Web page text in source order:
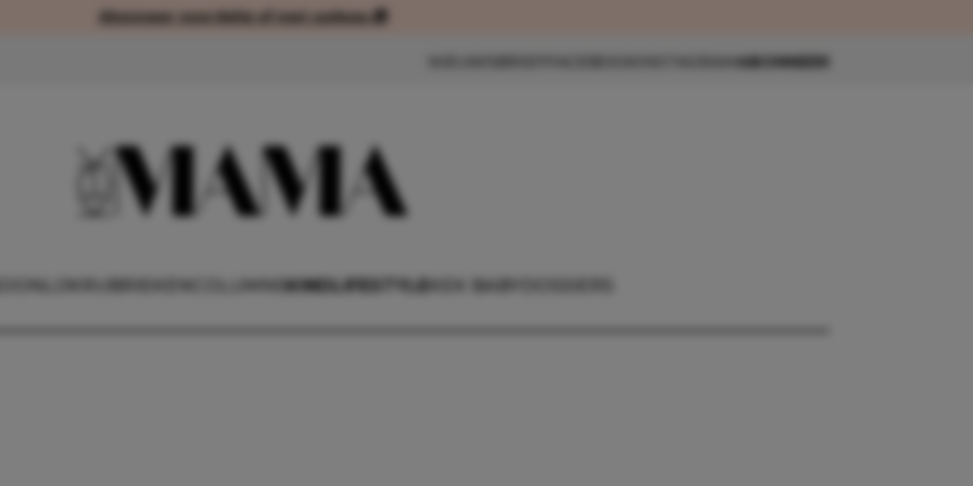
Abonneer voordelig of met cadeau 🎁Abonneer voordelig of met cadeau 🎁
ABONNEER
KIND